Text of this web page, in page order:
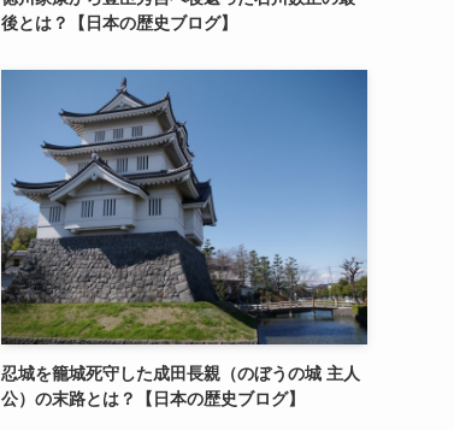
後とは？【日本の歴史ブログ】
忍城を籠城死守した成田長親（のぼうの城 主人
公）の末路とは？【日本の歴史ブログ】